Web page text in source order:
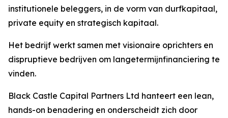
institutionele beleggers, in de vorm van durfkapitaal,
private equity en strategisch kapitaal.
Het bedrijf werkt samen met visionaire oprichters en
dispruptieve bedrijven om langetermijnfinanciering te
vinden.
Black Castle Capital Partners Ltd hanteert een lean,
hands-on benadering en onderscheidt zich door